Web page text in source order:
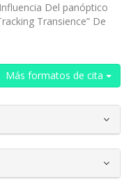
Del panóptico
Transience” De
Más formatos de cita